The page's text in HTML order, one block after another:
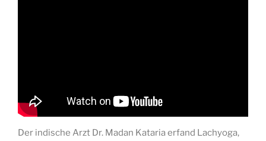
Der indische Arzt Dr. Madan Kataria erfand Lachyoga,